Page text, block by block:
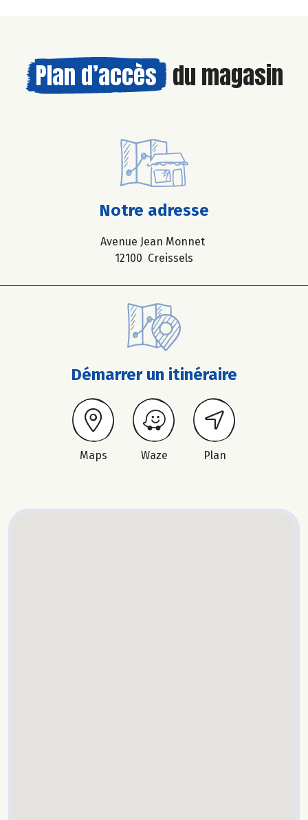
Plan d’accès du magasin
Notre adresse
Avenue Jean Monnet
12100 Creissels
Démarrer un itinéraire
Maps Waze Plan